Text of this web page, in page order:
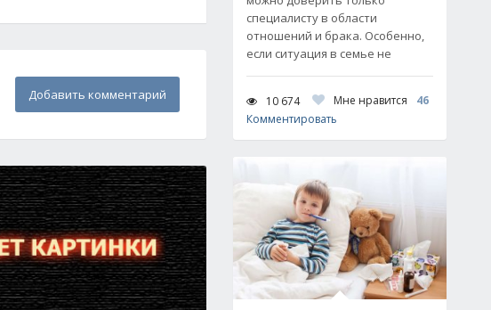
Добавить комментарий
специалисту в области
отношений и брака. Особенно,
если ситуация в семье не
10 674 Мне нравится
46
Комментировать